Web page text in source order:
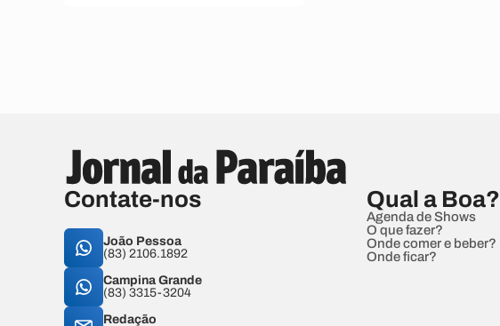
Contate-nos
João Pessoa
(83) 2106.1892
Campina Grande
(83) 3315-3204
Redação
Qual a Boa?
Agenda de Shows
O que fazer?
Onde comer e beber?
Onde ficar?